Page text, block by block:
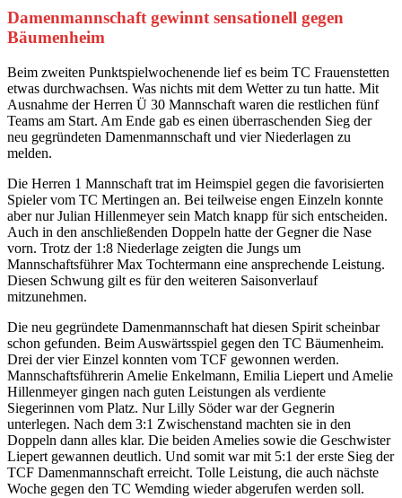
Damenmannschaft gewinnt sensationell gegen
Bäumenheim
Beim zweiten Punktspielwochenende lief es beim TC Frauenstetten
etwas durchwachsen. Was nichts mit dem Wetter zu tun hatte. Mit
Ausnahme der Herren Ü 30 Mannschaft waren die restlichen fünf
Teams am Start. Am Ende gab es einen überraschenden Sieg der
neu gegründeten Damenmannschaft und vier Niederlagen zu
melden.
Die Herren 1 Mannschaft trat im Heimspiel gegen die favorisierten
Spieler vom TC Mertingen an. Bei teilweise engen Einzeln konnte
aber nur Julian Hillenmeyer sein Match knapp für sich entscheiden.
Auch in den anschließenden Doppeln hatte der Gegner die Nase
vorn. Trotz der 1:8 Niederlage zeigten die Jungs um
Mannschaftsführer Max Tochtermann eine ansprechende Leistung.
Diesen Schwung gilt es für den weiteren Saisonverlauf
mitzunehmen.
Die neu gegründete Damenmannschaft hat diesen Spirit scheinbar
schon gefunden. Beim Auswärtsspiel gegen den TC Bäumenheim.
Drei der vier Einzel konnten vom TCF gewonnen werden.
Mannschaftsführerin Amelie Enkelmann, Emilia Liepert und Amelie
Hillenmeyer gingen nach guten Leistungen als verdiente
Siegerinnen vom Platz. Nur Lilly Söder war der Gegnerin
unterlegen. Nach dem 3:1 Zwischenstand machten sie in den
Doppeln dann alles klar. Die beiden Amelies sowie die Geschwister
Liepert gewannen deutlich. Und somit war mit 5:1 der erste Sieg der
TCF Damenmannschaft erreicht. Tolle Leistung, die auch nächste
Woche gegen den TC Wemding wieder abgerufen werden soll.